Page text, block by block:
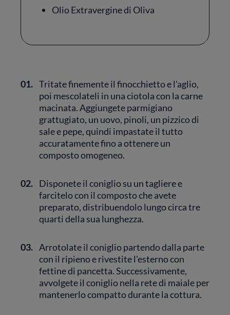
Olio Extravergine di Oliva
01. Tritate finemente il finocchietto e l'aglio,
poi mescolateli in una ciotola con la carne
macinata. Aggiungete parmigiano
grattugiato, un uovo, pinoli, un pizzico di
sale e pepe, quindi impastate il tutto
accuratamente fino a ottenere un
composto omogeneo.
02. Disponete il coniglio su un tagliere e
farcitelo con il composto che avete
preparato, distribuendolo lungo circa tre
quarti della sua lunghezza.
03. Arrotolate il coniglio partendo dalla parte
con il ripieno e rivestite l'esterno con
fettine di pancetta. Successivamente,
avvolgete il coniglio nella rete di maiale per
mantenerlo compatto durante la cottura.